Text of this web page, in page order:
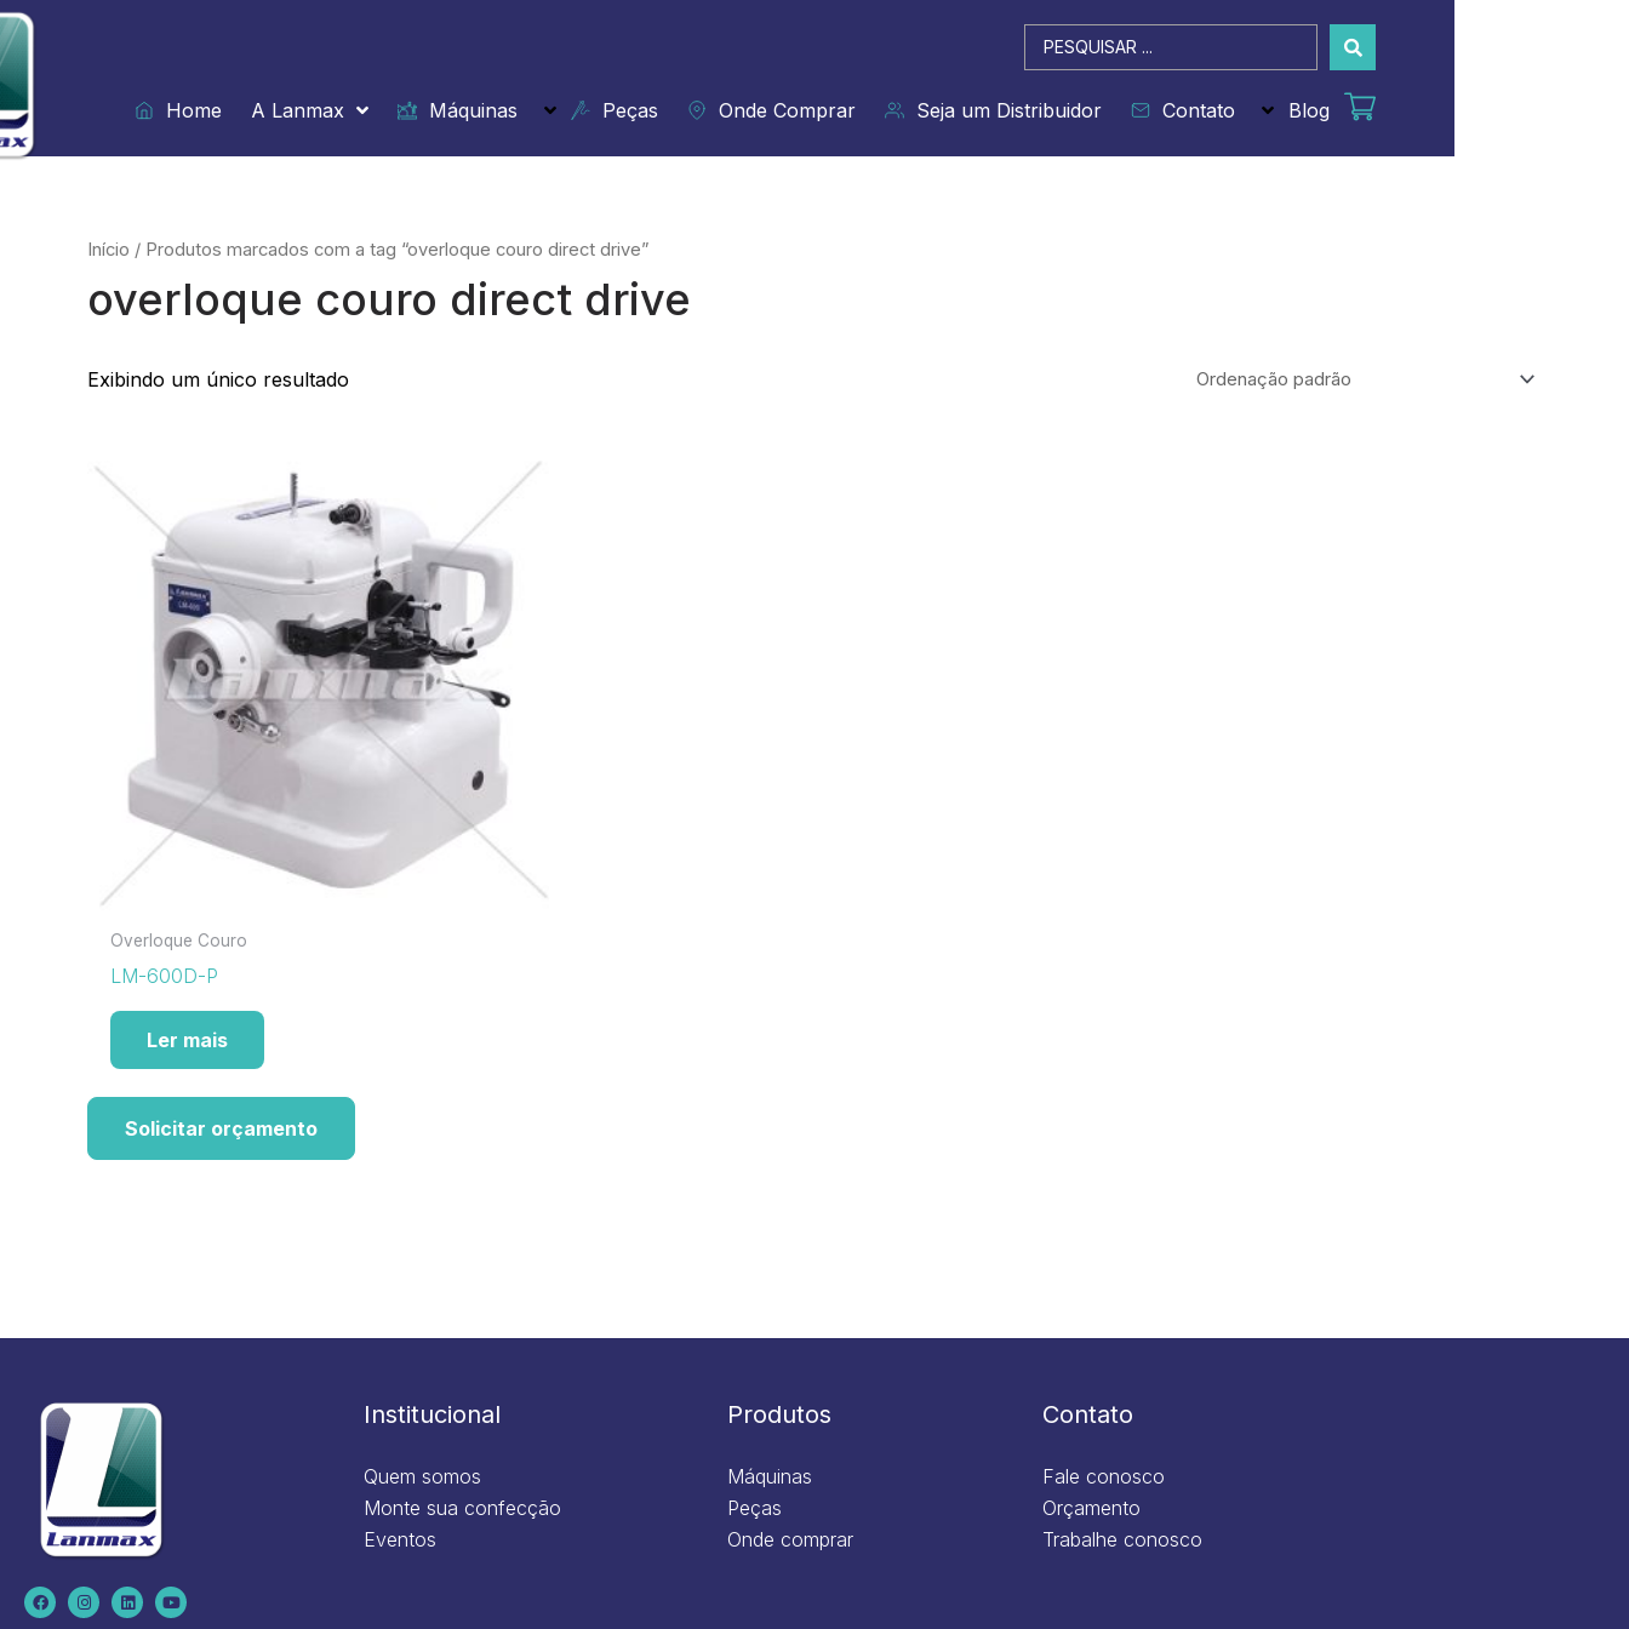
Ir
para
o
conteúdo
Pesquisar
...
Home
A Lanmax Máquinas Peças Onde Comprar Seja um Distribuidor Contato Blog
Início / Produtos marcados com a tag “overloque couro direct drive”
overloque couro direct drive
Exibindo um único resultado
Overloque Couro
LM-600D-P
Ler mais
Solicitar orçamento
F
a
c
I
n
s
L
i
n
Y
o
u
Institucional
Quem somos
Monte sua confecção
Eventos
Produtos
Máquinas
Peças
Onde comprar
Contato
Fale conosco
Orçamento
Trabalhe conosco